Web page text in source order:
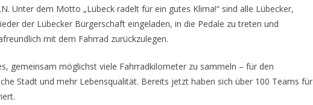
Unter dem Motto „Lübeck radelt für ein gutes Klima!“ sind alle Lübecker,
der Lübecker Bürgerschaft eingeladen, in die Pedale zu treten und
mit dem Fahrrad zurückzulegen.
gemeinsam möglichst viele Fahrradkilometer zu sammeln – für den
Stadt und mehr Lebensqualität. Bereits jetzt haben sich über 100 Teams für